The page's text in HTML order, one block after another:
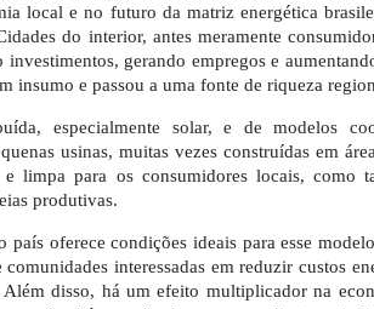
local e no futuro da matriz energética
do interior, antes meramente
gerando empregos e
insumo e passou a uma fonte de riqueza
especialmente solar, e de modelos
usinas, muitas vezes construídas em
e limpa para os consumidores locais, como
produtivas.
país oferece condições ideais para esse
interessadas em reduzir custos
Além disso, há um efeito multiplicador na